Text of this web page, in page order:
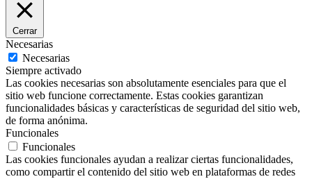
Cerrar
Necesarias
Necesarias
Siempre activado
Las cookies necesarias son absolutamente esenciales para que el
sitio web funcione correctamente. Estas cookies garantizan
funcionalidades básicas y características de seguridad del sitio web,
de forma anónima.
Funcionales
Funcionales
Las cookies funcionales ayudan a realizar ciertas funcionalidades,
como compartir el contenido del sitio web en plataformas de redes